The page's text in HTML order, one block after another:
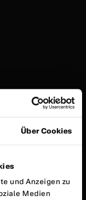
Über Cookies
und Anzeigen zu
Medien